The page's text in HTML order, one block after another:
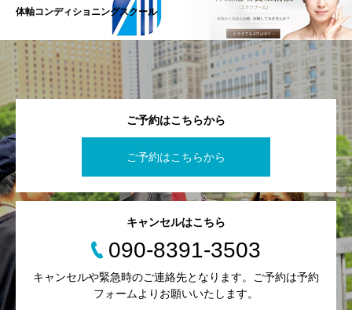
体軸コンディショニングスクール
ご予約はこちらから
ご予約はこちらから
キャンセルはこちら
090-8391-3503
キャンセルや緊急時のご連絡先となります。ご予約は予約
フォームよりお願いいたします。